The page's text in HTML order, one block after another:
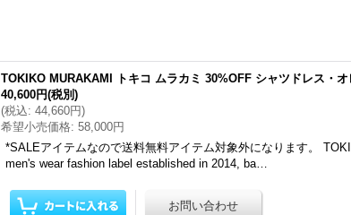
TOKIKO MURAKAMI トキコ ムラカミ 30%OFF シャツドレス・
40,600円(税別)
(税込: 44,660円)
希望小売価格: 58,000円
*SALEアイテムなので送料無料アイテム対象外になります。
men's wear fashion label established in 2014, ba…